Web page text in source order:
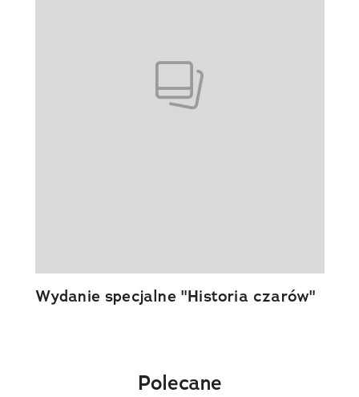
Wydanie specjalne "Historia czarów"
Polecane